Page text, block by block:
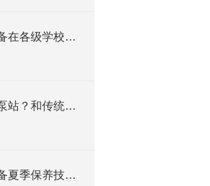
实验室废水处理设备在各级学校的应用
什么是一体化预制泵站？和传统泵站有何区别？
一体化污水处理设备夏季保养技巧 降低故障稳定达标